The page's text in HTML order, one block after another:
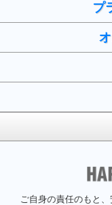
プ
ご自身の責任のもと